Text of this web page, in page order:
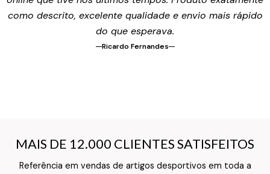
como descrito, excelente qualidade e envio mais rápido
do que esperava.
Ricardo Fernandes
MAIS DE 12.000 CLIENTES SATISFEITOS
Referência em vendas de artigos desportivos em toda a
MAIS DE 12.000 CLIENTES SATISFEITOS
Texto do Verso do Cartão de Informação